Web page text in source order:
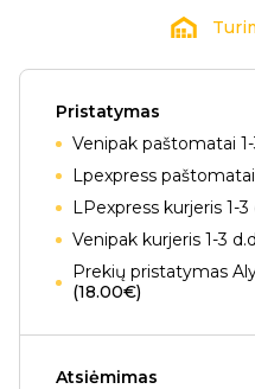
Pristatymas
Venipak paštomatai 1-
Lpexpress paštomatai
LPexpress kurjeris 1-3
Venipak kurjeris 1-3
Prekių pristatymas
(18.00€)
Atsiėmimas